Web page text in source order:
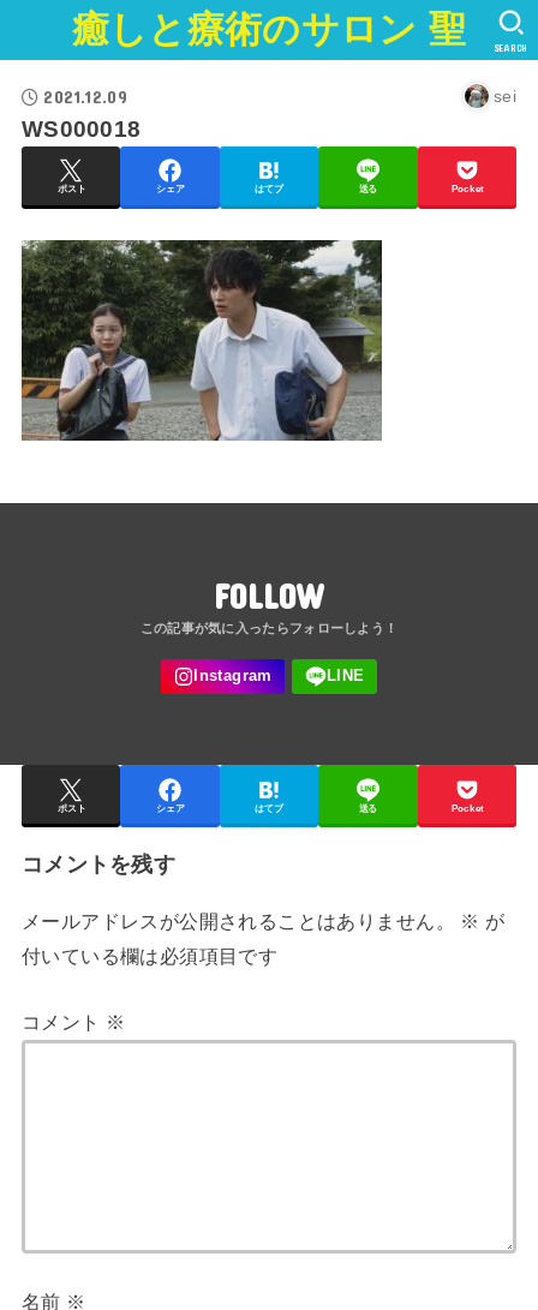
癒しと療術のサロン 聖 SEARCH
2021.12.09 sei
WS000018
ポスト シェア はてブ 送る Pocket
FOLLOW
ポスト シェア はてブ 送る Pocket
コメントを残す
メールアドレスが公開されることはありません。 ※ が
付いている欄は必須項目です
コメント ※
名前 ※